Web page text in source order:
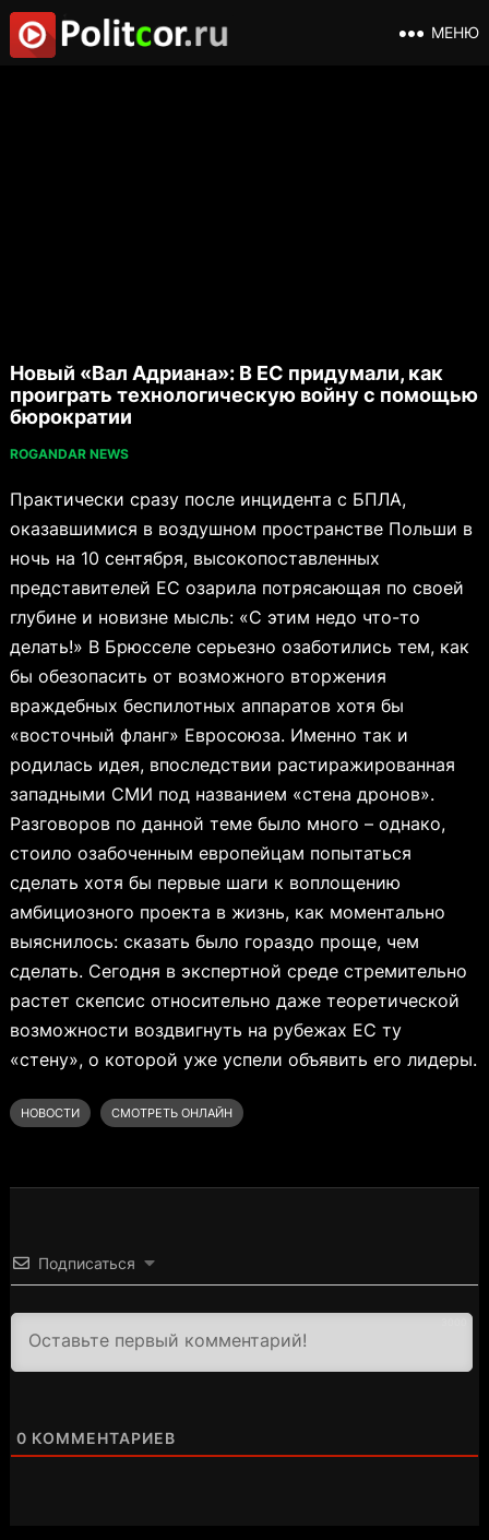
МЕНЮ
Новый «Вал Адриана»: В ЕС придумали, как
проиграть технологическую войну с помощью
бюрократии
ROGANDAR NEWS
Практически сразу после инцидента с БПЛА,
оказавшимися в воздушном пространстве Польши в
ночь на 10 сентября, высокопоставленных
представителей ЕС озарила потрясающая по своей
глубине и новизне мысль: «С этим недо что-то
делать!» В Брюсселе серьезно озаботились тем, как
бы обезопасить от возможного вторжения
враждебных беспилотных аппаратов хотя бы
«восточный фланг» Евросоюза. Именно так и
родилась идея, впоследствии растиражированная
западными СМИ под названием «стена дронов».
Разговоров по данной теме было много – однако,
стоило озабоченным европейцам попытаться
сделать хотя бы первые шаги к воплощению
амбициозного проекта в жизнь, как моментально
выяснилось: сказать было гораздо проще, чем
сделать. Сегодня в экспертной среде стремительно
растет скепсис относительно даже теоретической
возможности воздвигнуть на рубежах ЕС ту
«стену», о которой уже успели объявить его лидеры.
НОВОСТИ СМОТРЕТЬ ОНЛАЙН
Подписаться
0 КОММЕНТАРИЕВ